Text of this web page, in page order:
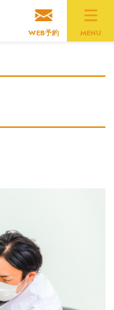
WEB予約 MENU